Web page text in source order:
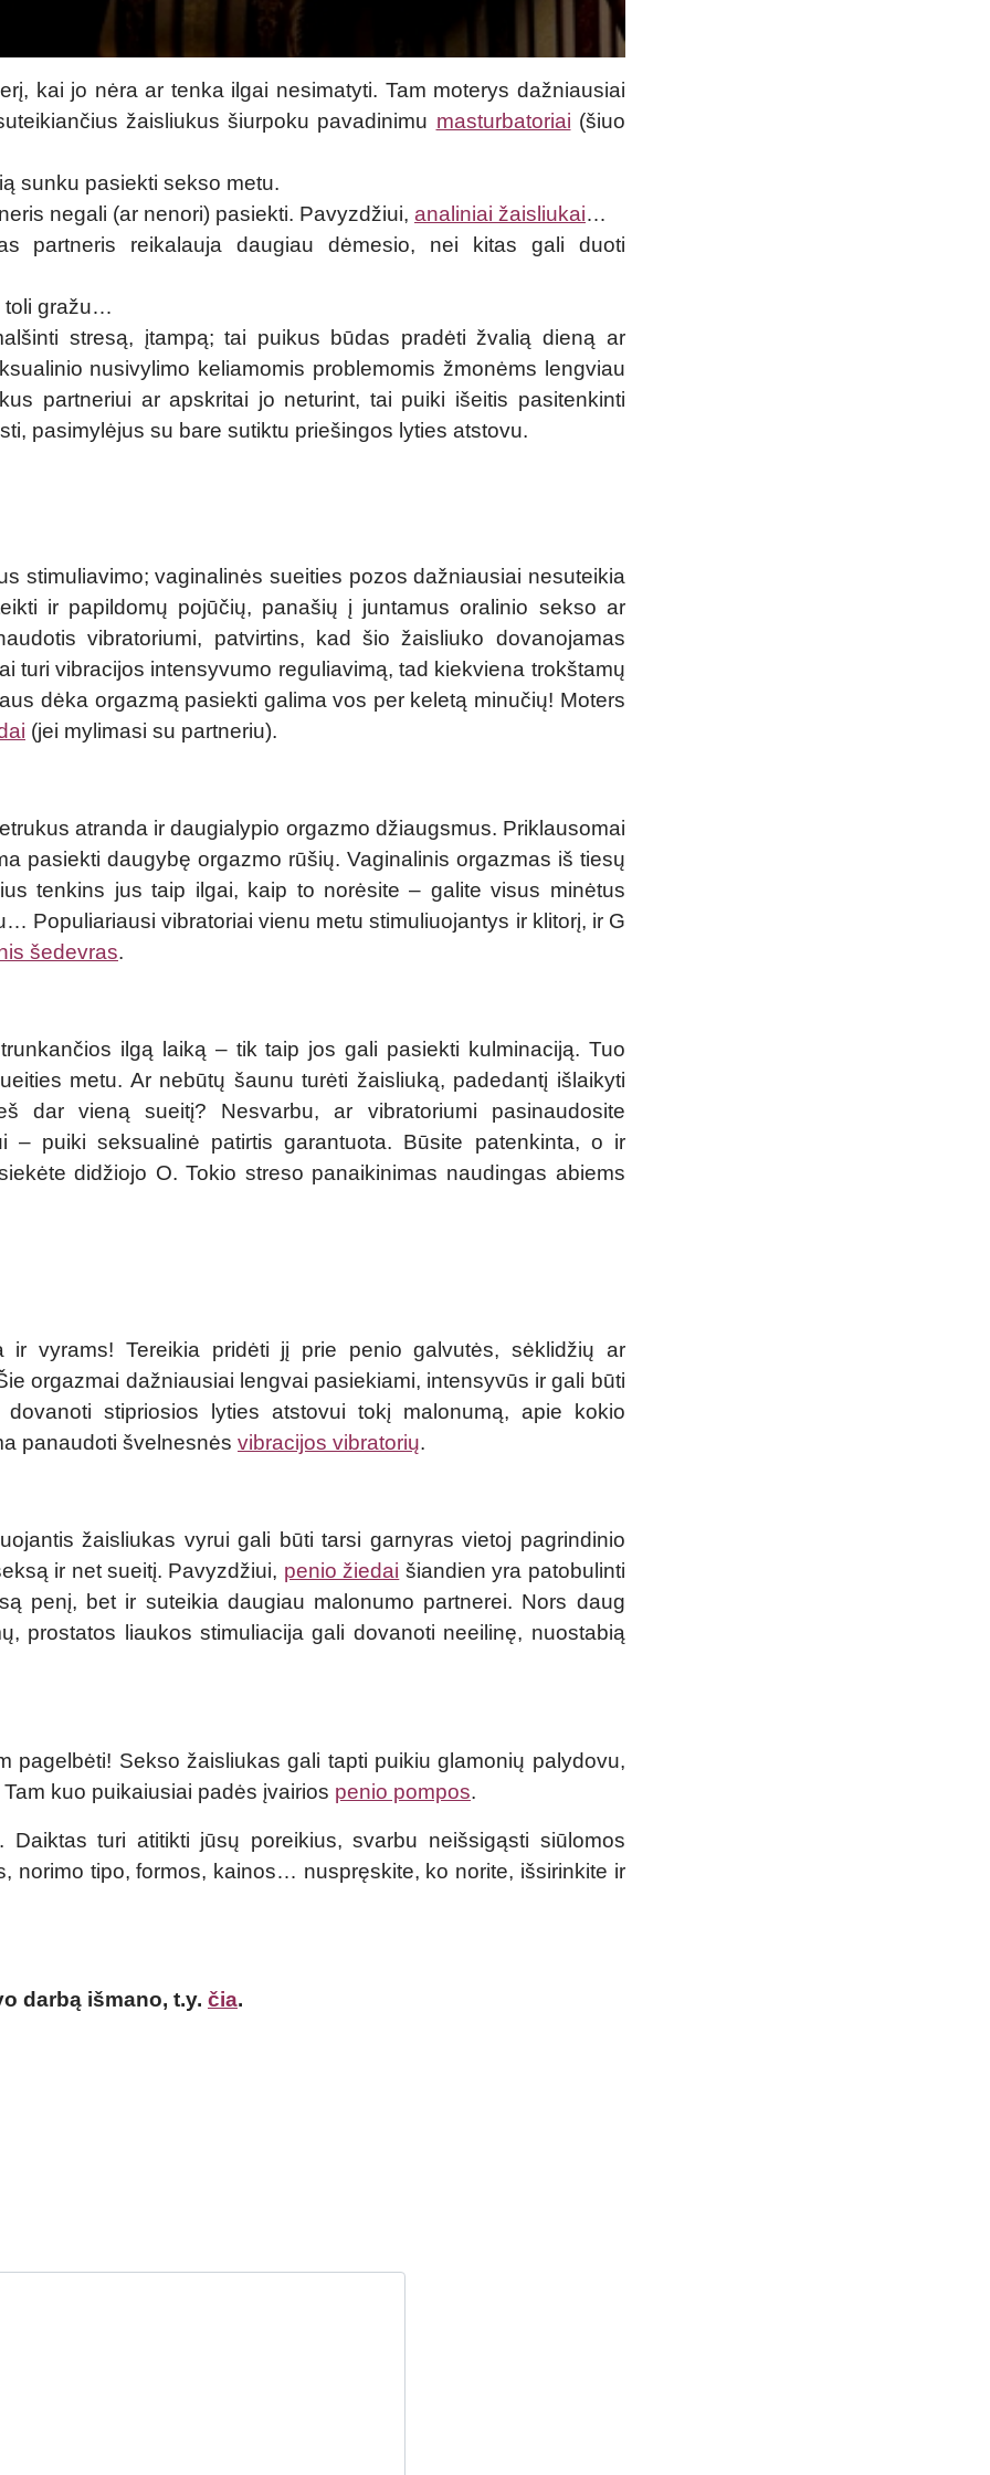
kai jo nėra ar tenka ilgai nesimatyti. Tam moterys dažniausiai
žaisliukus šiurpoku pavadinimu masturbatoriai (šiuo
sunku pasiekti sekso metu.
negali (ar nenori) pasiekti. Pavyzdžiui, analiniai žaisliukai…
partneris reikalauja daugiau dėmesio, nei kitas gali duoti
toli gražu…
stresą, įtampą; tai puikus būdas pradėti žvalią dieną ar
nusivylimo keliamomis problemomis žmonėms lengviau
partneriui ar apskritai jo neturint, tai puiki išeitis pasitenkinti
pasimylėjus su bare sutiktu priešingos lyties atstovu.
stimuliavimo; vaginalinės sueities pozos dažniausiai nesuteikia
ir papildomų pojūčių, panašių į juntamus oralinio sekso ar
vibratoriumi, patvirtins, kad šio žaisliuko dovanojamas
turi vibracijos intensyvumo reguliavimą, tad kiekviena trokštamų
dėka orgazmą pasiekti galima vos per keletą minučių! Moters
(jei mylimasi su partneriu).
atranda ir daugialypio orgazmo džiaugsmus. Priklausomai
pasiekti daugybę orgazmo rūšių. Vaginalinis orgazmas iš tiesų
tenkins jus taip ilgai, kaip to norėsite – galite visus minėtus
Populiariausi vibratoriai vienu metu stimuliuojantys ir klitorį, ir G
šedevras.
ilgą laiką – tik taip jos gali pasiekti kulminaciją. Tuo
metu. Ar nebūtų šaunu turėti žaisliuką, padedantį išlaikyti
dar vieną sueitį? Nesvarbu, ar vibratoriumi pasinaudosite
– puiki seksualinė patirtis garantuota. Būsite patenkinta, o ir
didžiojo O. Tokio streso panaikinimas naudingas abiems
ir vyrams! Tereikia pridėti jį prie penio galvutės, sėklidžių ar
orgazmai dažniausiai lengvai pasiekiami, intensyvūs ir gali būti
stipriosios lyties atstovui tokį malonumą, apie kokio
panaudoti švelnesnės vibracijos vibratorių.
žaisliukas vyrui gali būti tarsi garnyras vietoj pagrindinio
ir net sueitį. Pavyzdžiui, penio žiedai šiandien yra patobulinti
penį, bet ir suteikia daugiau malonumo partnerei. Nors daug
prostatos liaukos stimuliacija gali dovanoti neeilinę, nuostabią
pagelbėti! Sekso žaisliukas gali tapti puikiu glamonių palydovu,
kuo puikaiusiai padės įvairios penio pompos.
turi atitikti jūsų poreikius, svarbu neišsigąsti siūlomos
norimo tipo, formos, kainos… nuspręskite, ko norite, išsirinkite ir
darbą išmano, t.y. čia.